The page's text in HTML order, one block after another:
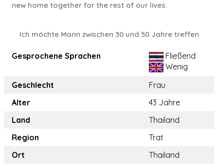
new home together for the rest of our lives.
Ich möchte Mann zwischen 30 und 50 Jahre treffen
Gesprochene Sprachen
Fließend
Wenig
Geschlecht
Frau
Alter
43 Jahre
Land
Thailand
Region
Trat
Ort
Thailand